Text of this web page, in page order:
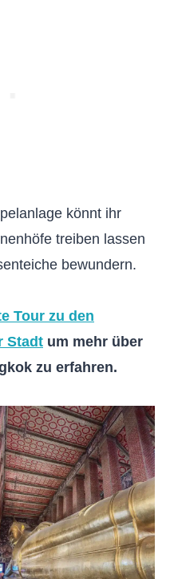
könnt ihr
treiben lassen
bewundern.
Tour zu den
Stadt um mehr über
zu erfahren.